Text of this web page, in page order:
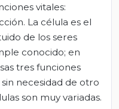
vitales:
La célula es el
de los seres
conocido; en
tres funciones
necesidad de otro
son muy variadas.